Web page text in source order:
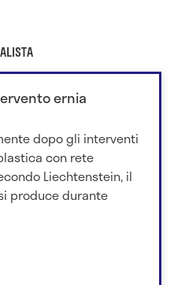
ernia
dopo gli interventi
con rete
Liechtenstein, il
produce durante